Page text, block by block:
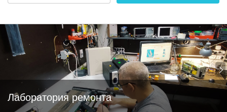
Лаборатория ремонта